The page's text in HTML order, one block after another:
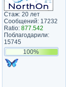
Стаж: 20 лет
Сообщений: 17232
Ratio: 877.542
Поблагодарили:
15745
100%